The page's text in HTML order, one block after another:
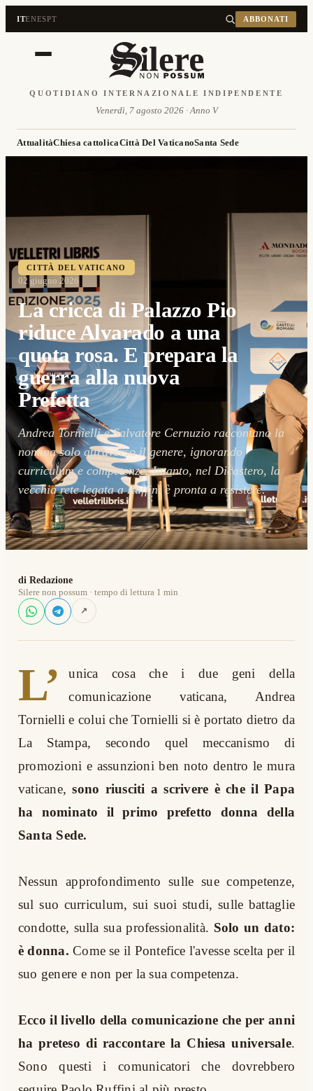
ITENESPT ABBONATI
QUOTIDIANO INTERNAZIONALE INDIPENDENTE
Venerdì, 7 agosto 2026 · Anno V
AttualitàChiesa cattolicaCittà Del VaticanoSanta Sede
CITTÀ DEL VATICANO
02 giugno 2026
La cricca di Palazzo Pio
riduce Alvarado a una
quota rosa. E prepara la
guerra alla nuova
Prefetta
Andrea Tornielli e Salvatore Cernuzio raccontano la
nomina solo attraverso il genere, ignorando
curriculum e competenze. Intanto, nel Dicastero, la
vecchia rete legata a Ruffini è pronta a resistere.
di Redazione
Silere non possum · tempo di lettura 1 min
↗
L’
unica cosa che i due geni della
comunicazione vaticana, Andrea
Tornielli e colui che Tornielli si è portato dietro da
La Stampa, secondo quel meccanismo di
promozioni e assunzioni ben noto dentro le mura
vaticane,sono riusciti a scrivere è che il Papa
ha nominato il primo prefetto donna della
Santa Sede.
Nessun approfondimento sulle sue competenze,
sul suo curriculum, sui suoi studi, sulle battaglie
condotte, sulla sua professionalità. Solo un dato:
è donna. Come se il Pontefice l'avesse scelta per il
suo genere e non per la sua competenza.
Ecco il livello della comunicazione che per anni
ha preteso di raccontare la Chiesa universale.
Sono questi i comunicatori che dovrebbero